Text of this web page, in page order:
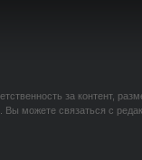
за контент,
Вы можете связаться с